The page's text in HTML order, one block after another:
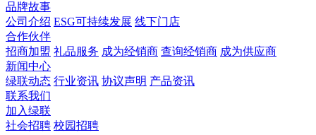
品牌故事
公司介绍 ESG可持续发展 线下门店
合作伙伴
招商加盟 礼品服务 成为经销商 查询经销商 成为供应商
新闻中心
绿联动态 行业资讯 协议声明 产品资讯
联系我们
加入绿联
社会招聘 校园招聘